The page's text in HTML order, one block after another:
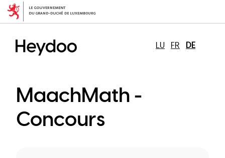
Direkt
zum
LU
FR DE
MaachMath -
Concours